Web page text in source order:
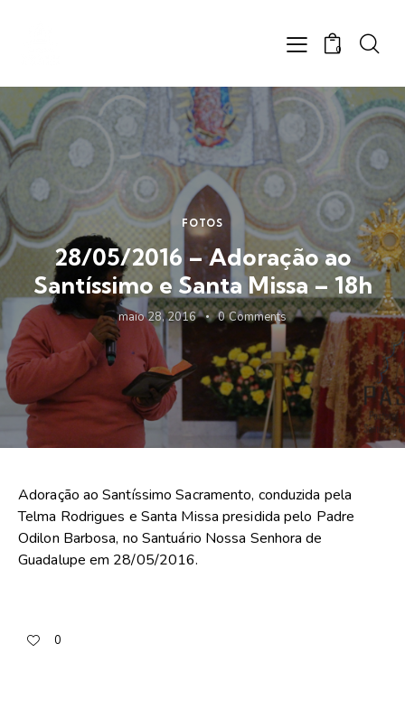
0
FOTOS
28/05/2016 – Adoração ao
Santíssimo e Santa Missa – 18h
maio 28, 2016 0 Comments
Adoração ao Santíssimo Sacramento, conduzida pela
Telma Rodrigues e Santa Missa presidida pelo Padre
Odilon Barbosa, no Santuário Nossa Senhora de
Guadalupe em 28/05/2016.
0